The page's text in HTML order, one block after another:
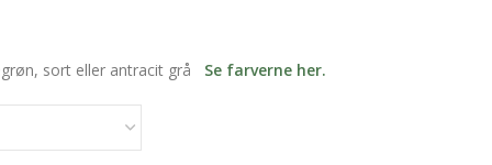
sort eller antracit grå Se farverne her.